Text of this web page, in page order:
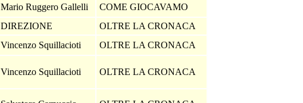
Mario Ruggero Gallelli
COME GIOCAVAMO
DIREZIONE
OLTRE LA CRONACA
Vincenzo Squillacioti OLTRE LA CRONACA
Vincenzo Squillacioti OLTRE LA CRONACA